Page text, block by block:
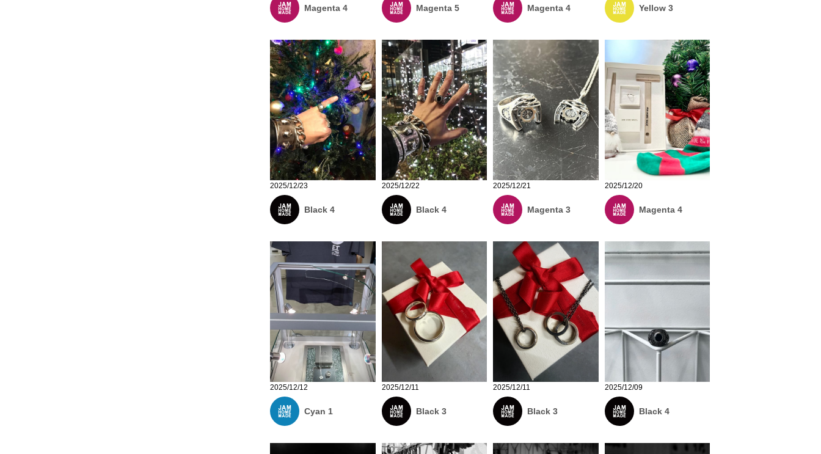
Magenta 4 Magenta 5 Magenta 4 Yellow 3
2025/12/23
Black 4
2025/12/22
Black 4
2025/12/21
Magenta 3
2025/12/20
Magenta 4
2025/12/12
Cyan 1
2025/12/11
Black 3
2025/12/11
Black 3
2025/12/09
Black 4